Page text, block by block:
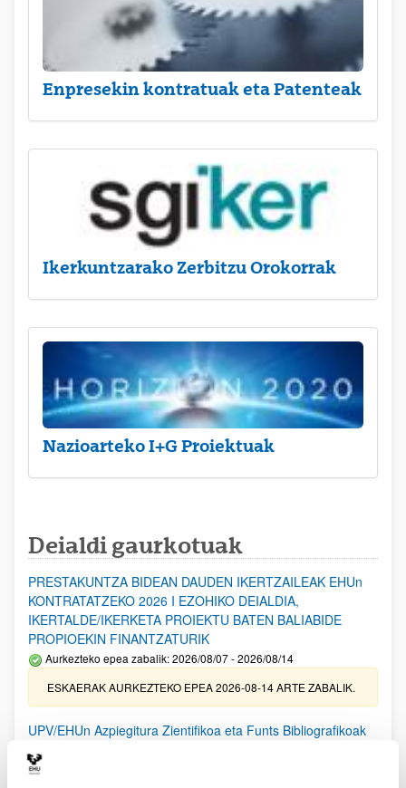
Enpresekin kontratuak eta Patenteak
Ikerkuntzarako Zerbitzu Orokorrak
Nazioarteko I+G Proiektuak
Deialdi gaurkotuak
PRESTAKUNTZA BIDEAN DAUDEN IKERTZAILEAK EHUn
KONTRATATZEKO 2026 I EZOHIKO DEIALDIA,
IKERTALDE/IKERKETA PROIEKTU BATEN BALIABIDE
PROPIOEKIN FINANTZATURIK
Aurkezteko epea zabalik: 2026/08/07 - 2026/08/14
ESKAERAK AURKEZTEKO EPEA 2026-08-14 ARTE ZABALIK.
UPV/EHUn Azpiegitura Zientifikoa eta Funts Bibliografikoak